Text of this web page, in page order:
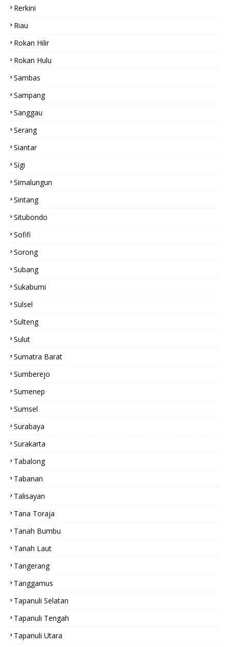
Rerkini
Riau
Rokan Hilir
Rokan Hulu
Sambas
Sampang
Sanggau
Serang
Siantar
Sigi
Simalungun
Sintang
Situbondo
Sofifi
Sorong
Subang
Sukabumi
Sulsel
Sulteng
Sulut
Sumatra Barat
Sumberejo
Sumenep
Sumsel
Surabaya
Surakarta
Tabalong
Tabanan
Talisayan
Tana Toraja
Tanah Bumbu
Tanah Laut
Tangerang
Tanggamus
Tapanuli Selatan
Tapanuli Tengah
Tapanuli Utara